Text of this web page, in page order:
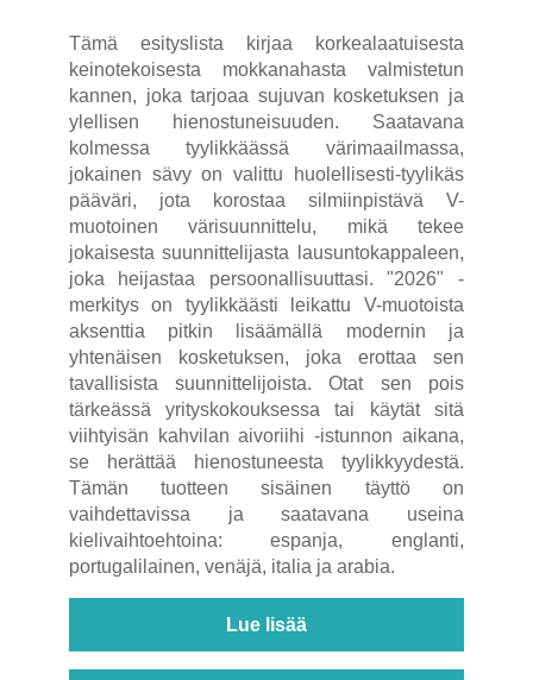
Tämä esityslista kirjaa korkealaatuisesta
keinotekoisesta mokkanahasta valmistetun
kannen, joka tarjoaa sujuvan kosketuksen ja
ylellisen hienostuneisuuden. Saatavana
kolmessa tyylikkäässä värimaailmassa,
jokainen sävy on valittu huolellisesti-tyylikäs
pääväri, jota korostaa silmiinpistävä V-
muotoinen värisuunnittelu, mikä tekee
jokaisesta suunnittelijasta lausuntokappaleen,
joka heijastaa persoonallisuuttasi. "2026" -
merkitys on tyylikkäästi leikattu V-muotoista
aksenttia pitkin lisäämällä modernin ja
yhtenäisen kosketuksen, joka erottaa sen
tavallisista suunnittelijoista. Otat sen pois
tärkeässä yrityskokouksessa tai käytät sitä
viihtyisän kahvilan aivoriihi -istunnon aikana,
se herättää hienostuneesta tyylikkyydestä.
Tämän tuotteen sisäinen täyttö on
vaihdettavissa ja saatavana useina
kielivaihtoehtoina: espanja, englanti,
portugalilainen, venäjä, italia ja arabia.
Lue lisää